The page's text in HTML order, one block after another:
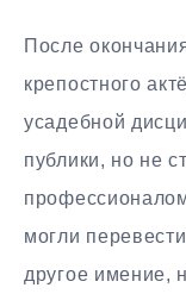
После
крепостного
усадебной
публики, но не
могли
другое имение,